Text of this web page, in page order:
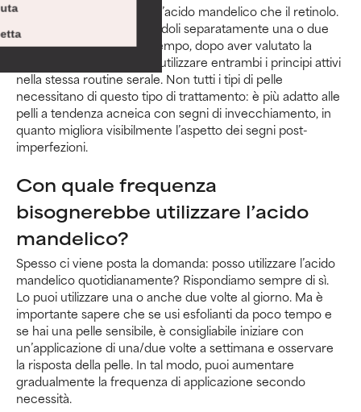
Integra gradualmente sia l’acido mandelico che il retinolo.
Inizia alternandoli, utilizzandoli separatamente una o due
volte a settimana. Con il tempo, dopo aver valutato la
risposta della pelle, potrai utilizzare entrambi i principi attivi
nella stessa routine serale. Non tutti i tipi di pelle
necessitano di questo tipo di trattamento: è più adatto alle
pelli a tendenza acneica con segni di invecchiamento, in
quanto migliora visibilmente l’aspetto dei segni post-
imperfezioni.
Con quale frequenza
bisognerebbe utilizzare l’acido
mandelico?
Spesso ci viene posta la domanda: posso utilizzare l’acido
mandelico quotidianamente? Rispondiamo sempre di sì.
Lo puoi utilizzare una o anche due volte al giorno. Ma è
importante sapere che se usi esfolianti da poco tempo e
se hai una pelle sensibile, è consigliabile iniziare con
un’applicazione di una/due volte a settimana e osservare
la risposta della pelle. In tal modo, puoi aumentare
gradualmente la frequenza di applicazione secondo
necessità.